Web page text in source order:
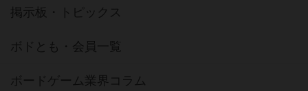
掲示板・トピックス
ボドとも・会員一覧
ボードゲーム業界コラム